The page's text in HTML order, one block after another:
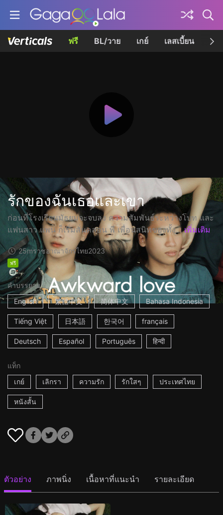
ฟรี BL/วาย เกย์ เลสเบี้ยน เค
รักของฉันเธอและเขา
ก่อนที่โรงเรียนมัธยมจะจบลง ความสัมพันธ์ระหว่างโบท และ
แฟนสาว แพน ก็เริ่มสั่นคลอน พี เพื่อนสนิทของทั้ง... เพิ่มเติม
25mราชอาณาจักรไทย2023
ฟรี
คำบรรยาย
English
繁體中文 简体中文 Bahasa Indonesia
Tiếng Việt 日本語 한국어 français
Deutsch Español Português हिन्दी
แท็ก
เกย์
เลิกรา ความรัก รักใสๆ ประเทศไทย
หนังสั้น
ตัวอย่าง ภาพนิ่ง เนื้อหาที่แนะนำ รายละเอียด